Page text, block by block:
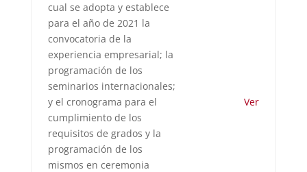
cual se adopta y establece
para el año de 2021 la
convocatoria de la
experiencia empresarial; la
programación de los
seminarios internacionales;
y el cronograma para el
cumplimiento de los
requisitos de grados y la
programación de los
mismos en ceremonia
Ver